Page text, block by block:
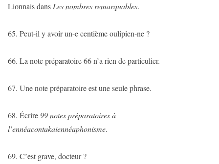
Lionnais dans Les nombres remarquables.
65. Peut-il y avoir un-e centième oulipien-ne ?
66. La note préparatoire 66 n’a rien de particulier.
67. Une note préparatoire est une seule phrase.
68. Écrire 99 notes préparatoires à
l’ennéacontakaiennéaphonisme.
69. C’est grave, docteur ?